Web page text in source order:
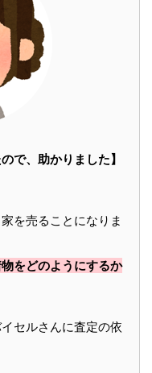
で、助かりました】
を売ることになりま
をどのようにするか
セルさんに査定の依